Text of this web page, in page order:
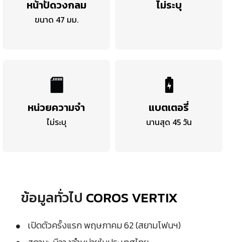
หน้าปัดวงกลม
ขนาด 47 มม.
ไม่ระบุ
หน่วยความจำ
ไม่ระบุ
แบตเตอรี่
นานสุด 45 วัน
ข้อมูลทั่วไป COROS VERTIX
เปิดตัวครั้งแรก พฤษภาคม 62 (สยามโฟนฯ)